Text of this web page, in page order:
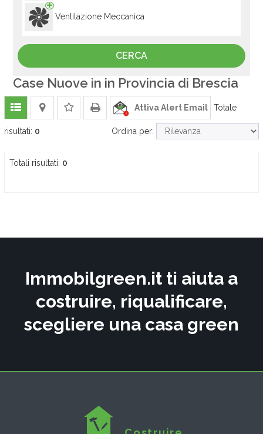
Ventilazione Meccanica
Case Nuove in in Provincia di Brescia
Attiva Alert Email Totale
risultati: 0 Ordina per:
Totali risultati: 0
Immobilgreen.it ti aiuta a
costruire, riqualificare,
scegliere una casa green